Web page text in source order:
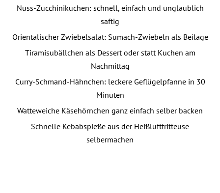
Nuss-Zucchinikuchen: schnell, einfach und unglaublich
saftig
Orientalischer Zwiebelsalat: Sumach-Zwiebeln als Beilage
Tiramisubällchen als Dessert oder statt Kuchen am
Nachmittag
Curry-Schmand-Hähnchen: leckere Geflügelpfanne in 30
Minuten
Watteweiche Käsehörnchen ganz einfach selber backen
Schnelle Kebabspieße aus der Heißluftfritteuse
selbermachen